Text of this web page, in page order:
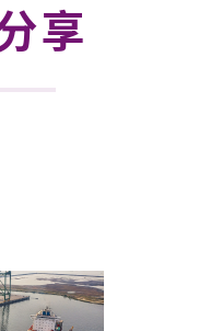
享